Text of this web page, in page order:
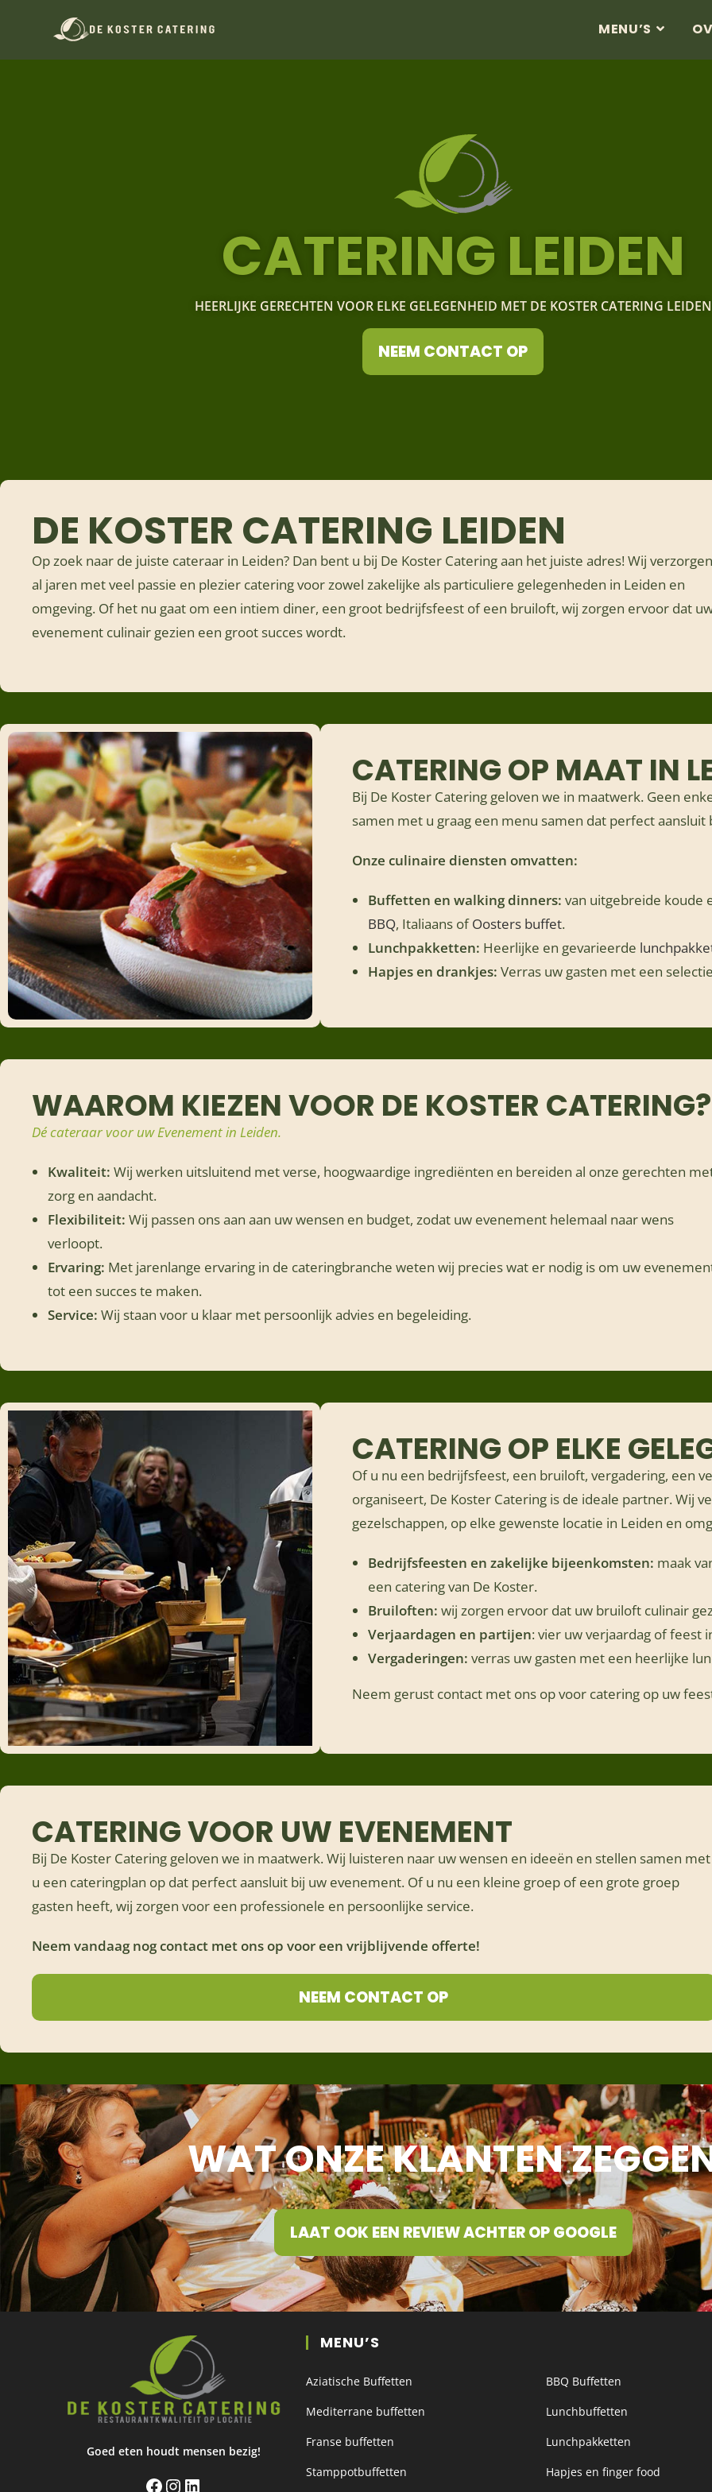
MENU’S
CATERING LEIDEN
HEERLIJKE GERECHTEN VOOR ELKE GELEGENHEID MET DE KOSTER CATERING LEIDEN
NEEM CONTACT OP
DE KOSTER CATERING LEIDEN
Op zoek naar de juiste cateraar in Leiden? Dan bent u bij De Koster Catering aan het juiste adres! Wij verzorgen
al jaren met veel passie en plezier catering voor zowel zakelijke als particuliere gelegenheden in Leiden en
omgeving. Of het nu gaat om een intiem diner, een groot bedrijfsfeest of een bruiloft, wij zorgen ervoor dat
evenement culinair gezien een groot succes wordt.
CATERING OP MAAT IN
Bij De Koster Catering geloven we in maatwerk. Geen
samen met u graag een menu samen dat perfect aansluit
Onze culinaire diensten omvatten:
Buffetten en walking dinners: van uitgebreide koude
BBQ, Italiaans ofOosters buffet.
Lunchpakketten: Heerlijke en gevarieerde
Hapjes en drankjes: Verras uw gasten met een
WAAROM KIEZEN VOOR DE KOSTER CATERING?
Dé cateraar voor uw Evenement in Leiden.
Kwaliteit: Wij werken uitsluitend met verse, hoogwaardige ingrediënten en bereiden al onze gerechten
zorg en aandacht.
Flexibiliteit: Wij passen ons aan aan uw wensen en budget, zodat uw evenement helemaal naar wens
verloopt.
Ervaring: Met jarenlange ervaring in de cateringbranche weten wij precies wat er nodig is om uw
tot een succes te maken.
Service: Wij staan voor u klaar met persoonlijk advies en begeleiding.
CATERING OP ELKE
Of u nu een bedrijfsfeest, een bruiloft, vergadering, een
organiseert, De Koster Catering is de ideale partner. Wij
gezelschappen, op elke gewenste locatie in Leiden en
Bedrijfsfeesten en zakelijke bijeenkomsten: maak
een catering van De Koster.
Bruiloften: wij zorgen ervoor dat uw bruiloft culinair
Verjaardagen en partijen: vier uw verjaardag of feest
Vergaderingen: verras uw gasten met een heerlijke
Neem gerust contact met ons op voor catering op uw
CATERING VOOR UW EVENEMENT
Bij De Koster Catering geloven we in maatwerk. Wij luisteren naar uw wensen en ideeën en stellen samen met
u een cateringplan op dat perfect aansluit bij uw evenement. Of u nu een kleine groep of een grote groep
gasten heeft, wij zorgen voor een professionele en persoonlijke service.
Neem vandaag nog contact met ons op voor een vrijblijvende offerte!
NEEM CONTACT OP
WAT ONZE KLANTEN
LAAT OOK EEN REVIEW ACHTER OP GOOGLE
Goed eten houdt mensen bezig!
MENU’S
Aziatische Buffetten
Mediterrane buffetten
Franse buffetten
Stamppotbuffetten
BBQ Buffetten
Lunchbuffetten
Lunchpakketten
Hapjes en finger food